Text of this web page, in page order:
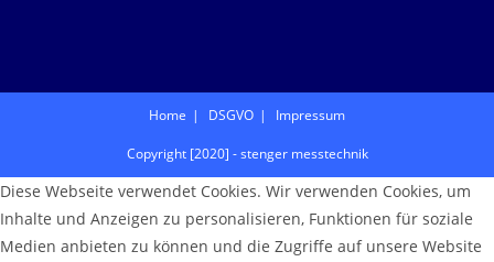
Home DSGVO Impressum
Copyright [2020] - stenger messtechnik
Diese Webseite verwendet Cookies. Wir verwenden Cookies, um
Inhalte und Anzeigen zu personalisieren, Funktionen für soziale
Medien anbieten zu können und die Zugriffe auf unsere Website